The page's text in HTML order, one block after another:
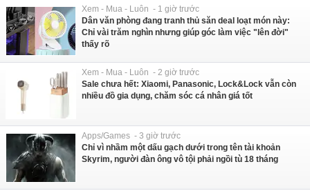
Xem - Mua - Luôn - 1 giờ trước
Dân văn phòng đang tranh thủ săn deal loạt món này:
Chỉ vài trăm nghìn nhưng giúp góc làm việc "lên đời"
thấy rõ
Xem - Mua - Luôn - 2 giờ trước
Sale chưa hết: Xiaomi, Panasonic, Lock&Lock vẫn còn
nhiều đồ gia dụng, chăm sóc cá nhân giá tốt
Apps/Games - 3 giờ trước
Chỉ vì nhầm một dấu gạch dưới trong tên tài khoản
Skyrim, người đàn ông vô tội phải ngồi tù 18 tháng